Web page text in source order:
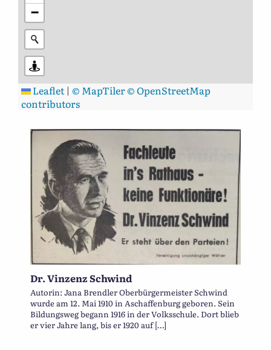
−
Leaflet | © MapTiler© OpenStreetMap
contributors
Dr. Vinzenz Schwind
Autorin: Jana Brendler Oberbürgermeister Schwind
wurde am 12. Mai 1910 in Aschaffenburg geboren. Sein
Bildungsweg begann 1916 in der Volksschule. Dort blieb
er vier Jahre lang, bis er 1920 auf […]